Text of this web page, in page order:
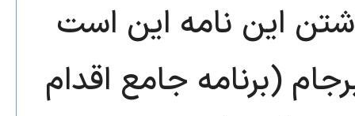
این نامه این است
(برنامه جامع اقدام